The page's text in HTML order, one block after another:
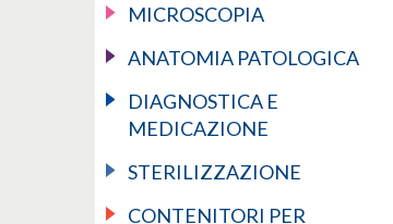
MICROSCOPIA
ANATOMIA PATOLOGICA
DIAGNOSTICA E
MEDICAZIONE
STERILIZZAZIONE
CONTENITORI PER